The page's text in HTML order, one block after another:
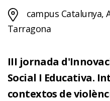
campus Catalunya,
Tarragona
III jornada
Social I Educativa.
contextos de